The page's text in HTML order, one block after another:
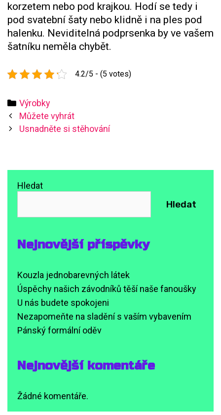
korzetem nebo pod krajkou. Hodí se tedy i
pod svatební šaty nebo klidně i na ples pod
halenku. Neviditelná podprsenka by ve vašem
šatníku neměla chybět.
4.2/5 - (5 votes)
Categories
Výrobky
Post
navigation
Můžete vyhrát
Usnadněte si stěhování
Hledat
Hledat
Nejnovější příspěvky
Kouzla jednobarevných látek
Úspěchy našich závodníků těší naše fanoušky
U nás budete spokojeni
Nezapomeňte na sladění s vaším vybavením
Pánský formální oděv
Nejnovější komentáře
Žádné komentáře.